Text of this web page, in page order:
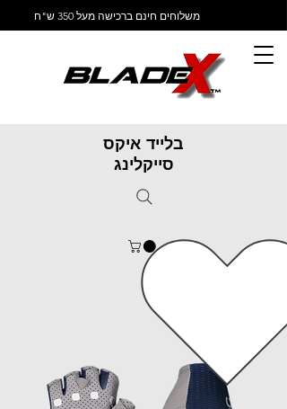
משלוחים חינם ברכישה מעל 350 ש"ח
בלייד איקס
סייקלינג